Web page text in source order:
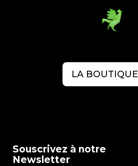
LA BOUTIQUE
Souscrivez à notre
Newsletter